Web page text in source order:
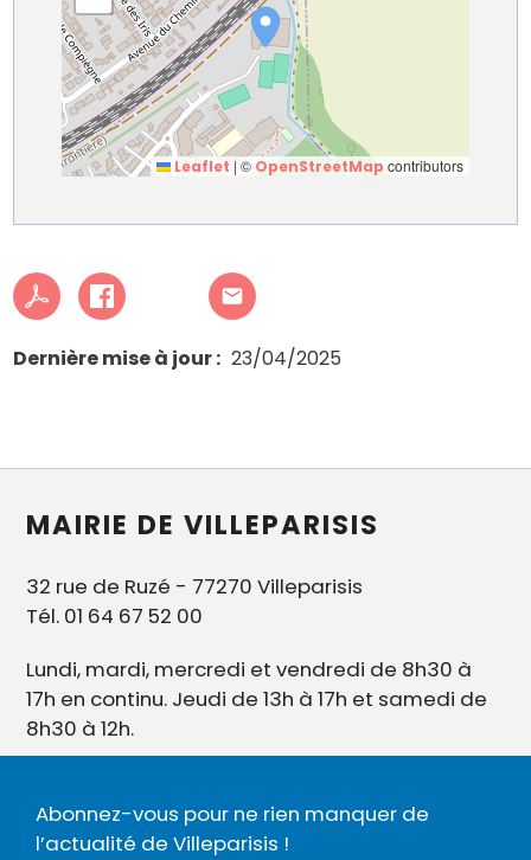
Leaflet | © OpenStreetMap contributors
Dernière mise à jour 23/04/2025
MAIRIE DE VILLEPARISIS
32 rue de Ruzé - 77270 Villeparisis
Tél. 01 64 67 52 00
Lundi, mardi, mercredi et vendredi de 8h30 à
17h en continu. Jeudi de 13h à 17h et samedi de
8h30 à 12h.
Abonnez-vous pour ne rien manquer de
l’actualité de Villeparisis !